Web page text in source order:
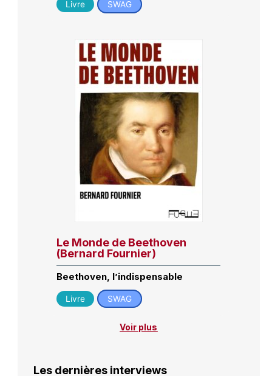
Livre SWAG
Le Monde de Beethoven
(Bernard Fournier)
Beethoven, l’indispensable
Livre SWAG
Voir plus
Les dernières interviews